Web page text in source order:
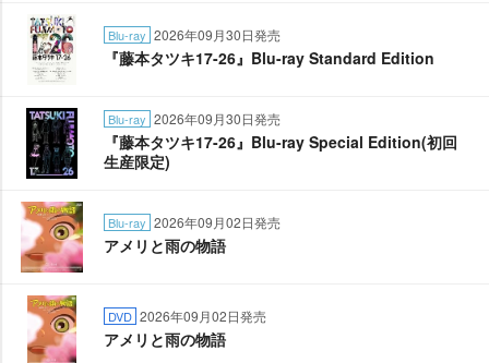
Blu-ray 2026年09月30日発売
『藤本タツキ17-26』Blu-ray Standard Edition
Blu-ray 2026年09月30日発売
『藤本タツキ17-26』Blu-ray Special Edition(初回
生産限定)
Blu-ray 2026年09月02日発売
アメリと雨の物語
DVD 2026年09月02日発売
アメリと雨の物語